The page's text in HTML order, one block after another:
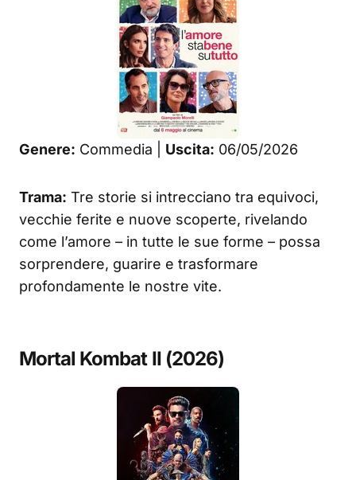
Genere: Commedia | Uscita: 06/05/2026
Trama: Tre storie si intrecciano tra equivoci,
vecchie ferite e nuove scoperte, rivelando
come l’amore – in tutte le sue forme – possa
sorprendere, guarire e trasformare
profondamente le nostre vite.
Mortal Kombat II (2026)